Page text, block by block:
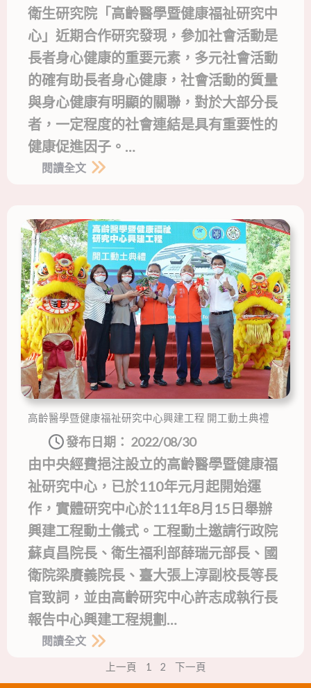
衛生研究院「高齡醫學暨健康福祉研究中
心」近期合作研究發現，參加社會活動是
長者身心健康的重要元素，多元社會活動
的確有助長者身心健康，社會活動的質量
與身心健康有明顯的關聯，對於大部分長
者，一定程度的社會連結是具有重要性的
健康促進因子。…
閱讀全文
高齡醫學暨健康福祉研究中心興建工程 開工動土典禮
發布日期： 2022/08/30
由中央經費挹注設立的高齡醫學暨健康福
祉研究中心，已於110年元月起開始運
作，實體研究中心於111年8月15日舉辦
興建工程動土儀式。工程動土邀請行政院
蘇貞昌院長、衛生福利部薛瑞元部長、國
衛院梁賡義院長、臺大張上淳副校長等長
官致詞，並由高齡研究中心許志成執行長
報告中心興建工程規劃…
閱讀全文
上一頁 1 2 下一頁